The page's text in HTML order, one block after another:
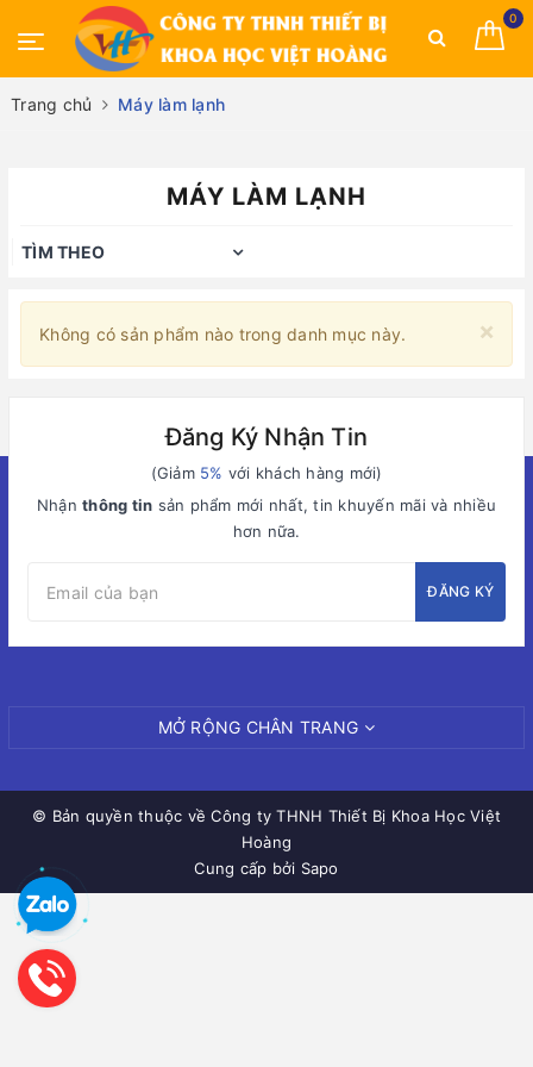
0
Trang chủ Máy làm lạnh
MÁY LÀM LẠNH
TÌM THEO
×
Không có sản phẩm nào trong danh mục này.
Đăng Ký Nhận Tin
(Giảm 5% với khách hàng mới)
Nhậnthông tin sản phẩm mới nhất, tin khuyến mãi và nhiều
hơn nữa.
ĐĂNG KÝ
MỞ RỘNG CHÂN TRANG
© Bản quyền thuộc vềCông ty THNH Thiết Bị Khoa Học Việt
Hoàng
Cung cấp bởi Sapo